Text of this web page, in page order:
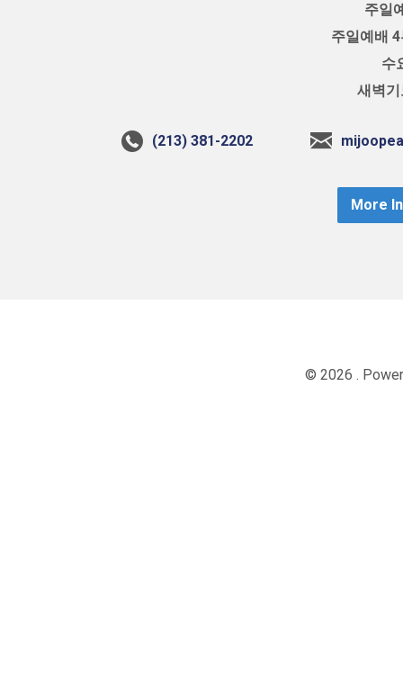
주일
주일예배
수
새벽
(213) 381-2202
More
© 2026 .